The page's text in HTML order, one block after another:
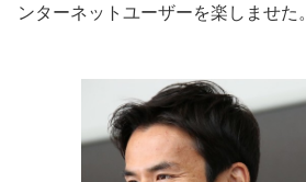
ンターネットユーザーを楽しませた。